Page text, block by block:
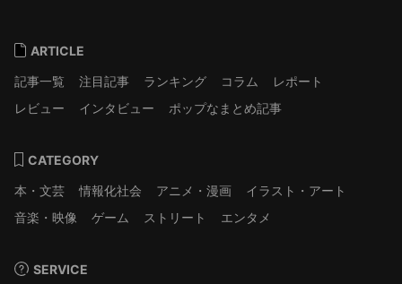
ARTICLE
記事一覧
注目記事 ランキング コラム
レポート
レビュー
インタビュー ポップなまとめ記事
CATEGORY
本・文芸
情報化社会 アニメ・漫画
イラスト・アート
音楽・映像
ゲーム ストリート エンタメ
SERVICE